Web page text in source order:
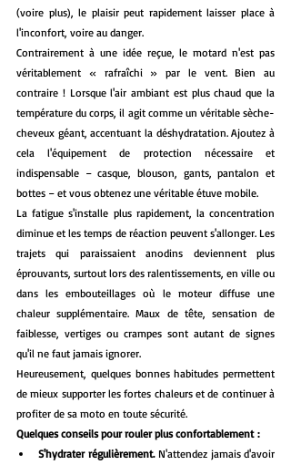
(voire plus), le plaisir peut rapidement laisser place à
l'inconfort, voire au danger.
Contrairement à une idée reçue, le motard n'est pas
véritablement « rafraîchi » par le vent. Bien au
contraire ! Lorsque l'air ambiant est plus chaud que la
température du corps, il agit comme un véritable sèche-
cheveux géant, accentuant la déshydratation. Ajoutez à
cela l'équipement de protection nécessaire et
indispensable – casque, blouson, gants, pantalon et
bottes – et vous obtenez une véritable étuve mobile.
La fatigue s'installe plus rapidement, la concentration
diminue et les temps de réaction peuvent s'allonger. Les
trajets qui paraissaient anodins deviennent plus
éprouvants, surtout lors des ralentissements, en ville ou
dans les embouteillages où le moteur diffuse une
chaleur supplémentaire. Maux de tête, sensation de
faiblesse, vertiges ou crampes sont autant de signes
qu'il ne faut jamais ignorer.
Heureusement, quelques bonnes habitudes permettent
de mieux supporter les fortes chaleurs et de continuer à
profiter de sa moto en toute sécurité.
Quelques conseils pour rouler plus confortablement :
S'hydrater régulièrement. N'attendez jamais d'avoir